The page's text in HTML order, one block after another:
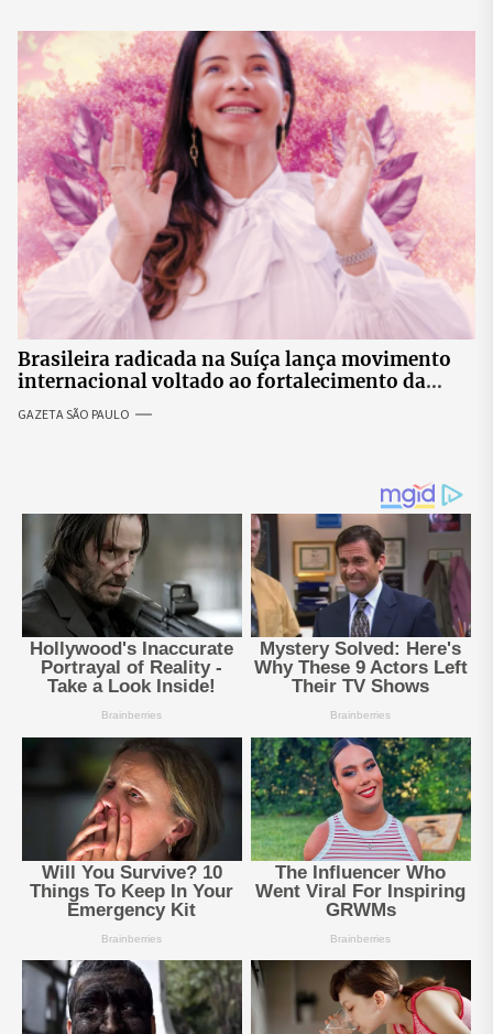
Brasileira radicada na Suíça lança movimento
internacional voltado ao fortalecimento da
identidade feminina
GAZETA SÃO PAULO